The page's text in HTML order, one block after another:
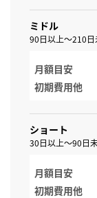
ミドル
90日以上～210日
月額目安
初期費用他
ショート
30日以上～90日
月額目安
初期費用他